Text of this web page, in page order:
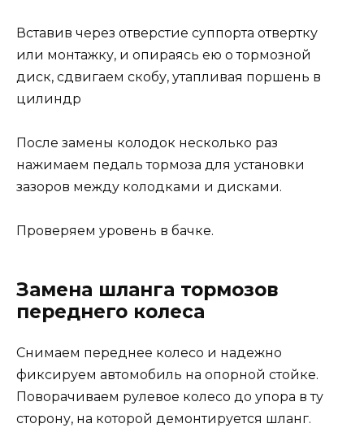
Вставив через отверстие суппорта отвертку
или монтажку, и опираясь ею о тормозной
диск, сдвигаем скобу, утапливая поршень в
цилиндр
После замены колодок несколько раз
нажимаем педаль тормоза для установки
зазоров между колодками и дисками.
Проверяем уровень в бачке.
Замена шланга тормозов
переднего колеса
Снимаем переднее колесо и надежно
фиксируем автомобиль на опорной стойке.
Поворачиваем рулевое колесо до упора в ту
сторону, на которой демонтируется шланг.